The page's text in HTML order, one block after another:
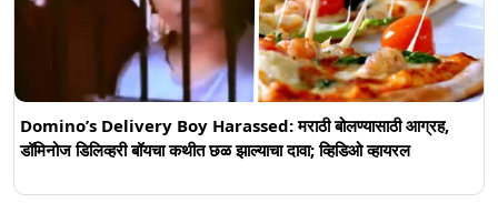
Domino’s Delivery Boy Harassed: मराठी बोलण्यासाठी आग्रह,
डॉमिनोज डिलिव्हरी बॉयचा कथीत छळ झाल्याचा दावा; व्हिडिओ व्हायरल